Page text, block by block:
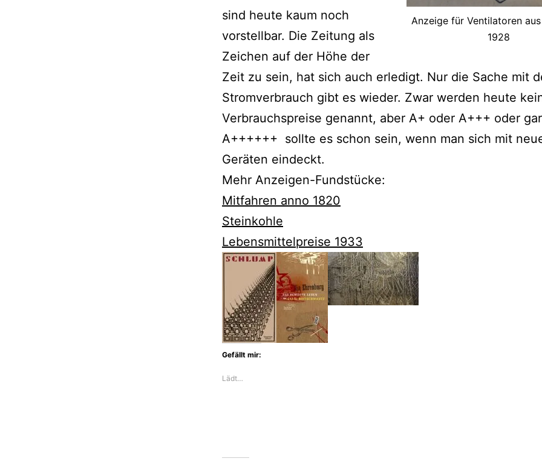
Anzeige für Ventilatoren
1928
sind heute kaum noch
vorstellbar. Die Zeitung als
Zeichen auf der Höhe der
Zeit zu sein, hat sich auch erledigt. Nur die Sache mit
Stromverbrauch gibt es wieder. Zwar werden heute
Verbrauchspreise genannt, aber A+ oder A+++ oder gar
A++++++ sollte es schon sein, wenn man sich mit
Geräten eindeckt.
Mehr Anzeigen-Fundstücke:
Mitfahren anno 1820
Steinkohle
Lebensmittelpreise 1933
Gefällt mir:
Lädt…